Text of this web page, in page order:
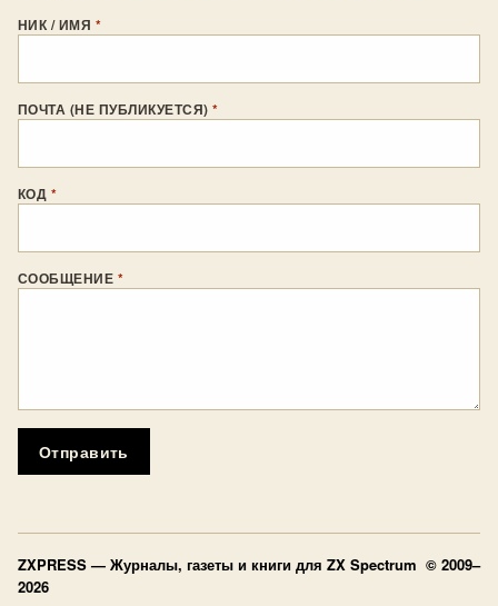
НИК / ИМЯ *
ПОЧТА (НЕ ПУБЛИКУЕТСЯ)*
КОД *
СООБЩЕНИЕ *
Отправить
ZXPRESS — Журналы, газеты и книги для ZX Spectrum © 2009–
2026